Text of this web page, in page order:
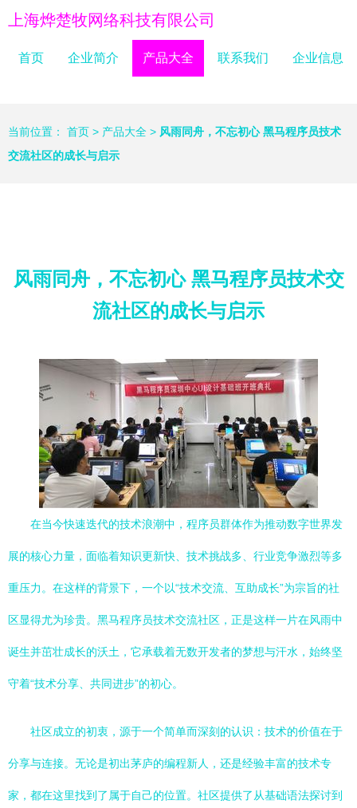
上海烨楚牧网络科技有限公司
首页 企业简介 产品大全 联系我们 企业信息
当前位置： 首页 > 产品大全 > 风雨同舟，不忘初心 黑马程序员技术
交流社区的成长与启示
风雨同舟，不忘初心 黑马程序员技术交
流社区的成长与启示
在当今快速迭代的技术浪潮中，程序员群体作为推动数字世界发
展的核心力量，面临着知识更新快、技术挑战多、行业竞争激烈等多
重压力。在这样的背景下，一个以“技术交流、互助成长”为宗旨的社
区显得尤为珍贵。黑马程序员技术交流社区，正是这样一片在风雨中
诞生并茁壮成长的沃土，它承载着无数开发者的梦想与汗水，始终坚
守着“技术分享、共同进步”的初心。
社区成立的初衷，源于一个简单而深刻的认识：技术的价值在于
分享与连接。无论是初出茅庐的编程新人，还是经验丰富的技术专
家，都在这里找到了属于自己的位置。社区提供了从基础语法探讨到